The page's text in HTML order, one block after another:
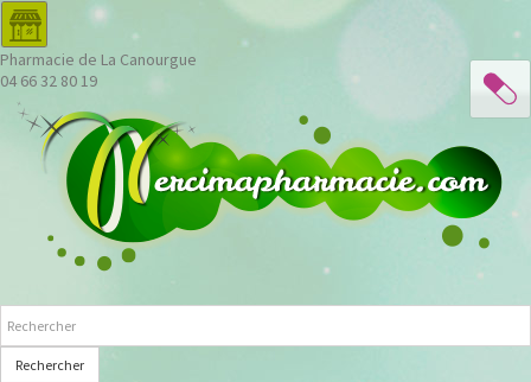
Pharmacie de La Canourgue
04 66 32 80 19
Rechercher